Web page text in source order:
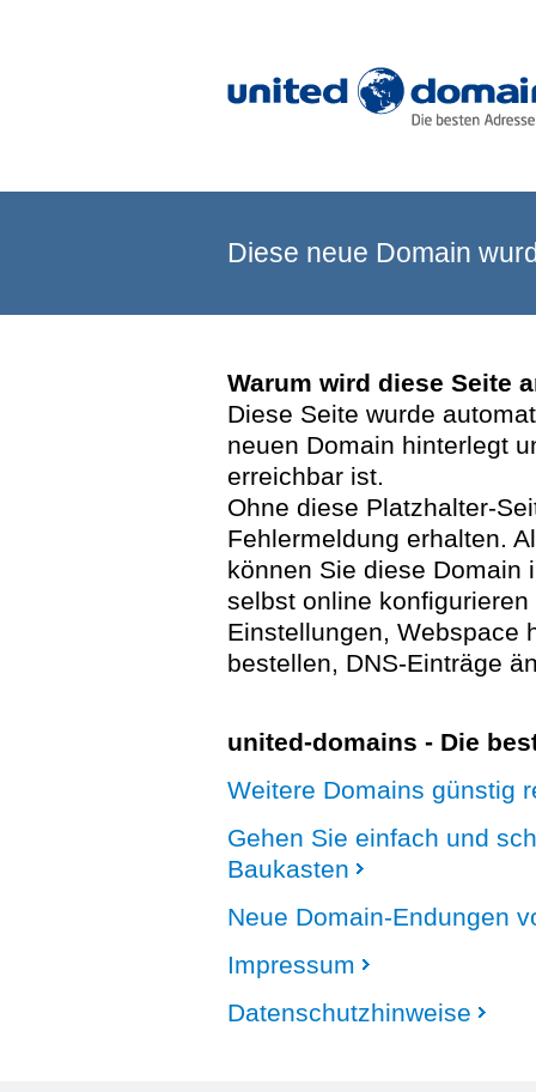
Diese neue Domain
Warum wird diese Seite
Diese Seite wurde
neuen Domain hinterlegt
erreichbar ist.
Ohne diese Platzhalter-
Fehlermeldung erhalten.
können Sie diese Domain
selbst online
Einstellungen, Webspace
bestellen, DNS-Einträge
united-domains - Die
Weitere Domains günstig
Gehen Sie einfach und
Baukasten
Neue Domain-Endungen
Impressum
Datenschutzhinweise